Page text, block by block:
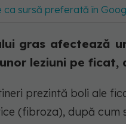
ca sursă preferată în
gras afectează
leziuni pe ficat,
prezintă boli ale
(fibroza), după cum